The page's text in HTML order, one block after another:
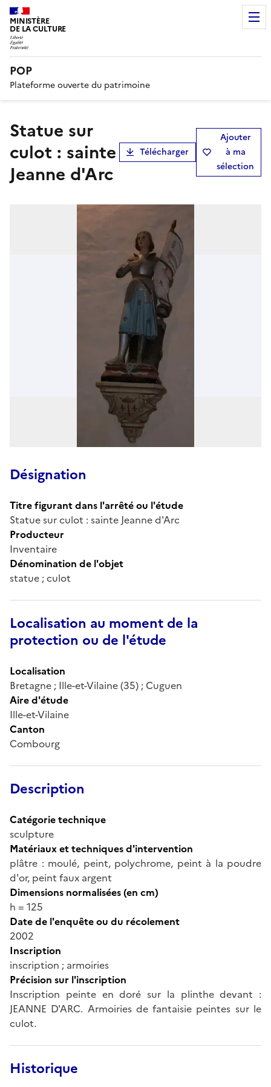
MINISTÈRE
DE LA CULTURE
POP
Plateforme ouverte du patrimoine
Statue sur
culot : sainte
Jeanne d'Arc
Télécharger
Ajouter
à ma
sélection
Désignation
Titre figurant dans l'arrêté ou l'étude
Statue sur culot : sainte Jeanne d'Arc
Producteur
Inventaire
Dénomination de l'objet
statue ; culot
Localisation au moment de la
protection ou de l'étude
Localisation
Bretagne ; Ille-et-Vilaine (35) ; Cuguen
Aire d'étude
Ille-et-Vilaine
Canton
Combourg
Description
Catégorie technique
sculpture
Matériaux et techniques d'intervention
plâtre : moulé, peint, polychrome, peint à la poudre
d'or, peint faux argent
Dimensions normalisées (en cm)
h = 125
Date de l'enquête ou du récolement
2002
Inscription
inscription ; armoiries
Précision sur l'inscription
Inscription peinte en doré sur la plinthe devant :
JEANNE D'ARC. Armoiries de fantaisie peintes sur le
culot.
Historique